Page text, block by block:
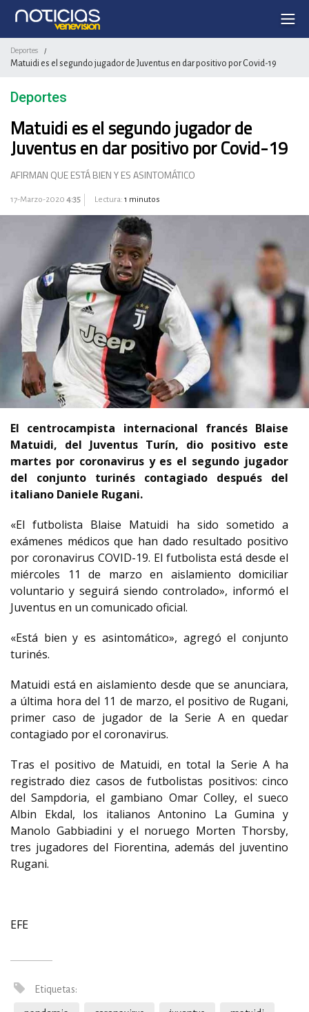
Deportes /
Matuidi es el segundo jugador de Juventus en dar positivo por Covid-19
Deportes
Matuidi es el segundo jugador de
Juventus en dar positivo por Covid-19
AFIRMAN QUE ESTÁ BIEN Y ES ASINTOMÁTICO
17-Marzo-2020 4:35 Lectura: 1 minutos
El centrocampista internacional francés Blaise
Matuidi, del Juventus Turín, dio positivo este
martes por coronavirus y es el segundo jugador
del conjunto turinés contagiado después del
italiano Daniele Rugani.
«El futbolista Blaise Matuidi ha sido sometido a
exámenes médicos que han dado resultado positivo
por coronavirus COVID-19. El futbolista está desde el
miércoles 11 de marzo en aislamiento domiciliar
voluntario y seguirá siendo controlado», informó el
Juventus en un comunicado oficial.
«Está bien y es asintomático», agregó el conjunto
turinés.
Matuidi está en aislamiento desde que se anunciara,
a última hora del 11 de marzo, el positivo de Rugani,
primer caso de jugador de la Serie A en quedar
contagiado por el coronavirus.
Tras el positivo de Matuidi, en total la Serie A ha
registrado diez casos de futbolistas positivos: cinco
del Sampdoria, el gambiano Omar Colley, el sueco
Albin Ekdal, los italianos Antonino La Gumina y
Manolo Gabbiadini y el noruego Morten Thorsby,
tres jugadores del Fiorentina, además del juventino
Rugani.
EFE
Etiquetas: